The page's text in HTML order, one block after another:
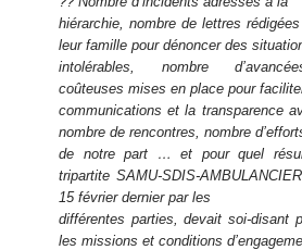
hiérarchie, nombre de lettres
leur famille pour dénoncer des
intolérables, nombre
coûteuses mises en place pour
communications et la transparence
nombre de rencontres, nombre
de notre part … et pour quel
tripartite SAMU-SDIS-
15 février dernier par les
différentes parties, devait soi-disant
les missions et conditions